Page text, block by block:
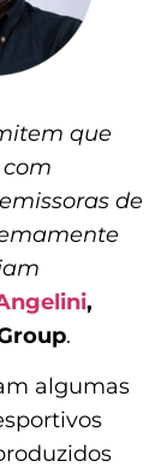
que
de
,
.
algumas